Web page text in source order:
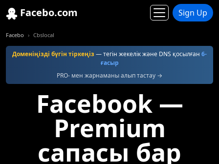
Facebo.com Sign Up
Facebo Cbslocal
Доменіңізді бүгін тіркеңіз— тегін жекелік және DNS қосылған 6-
ғасыр
PRO- мен жарнаманы алып тастау →
Facebook —
Premium
сапасы бар